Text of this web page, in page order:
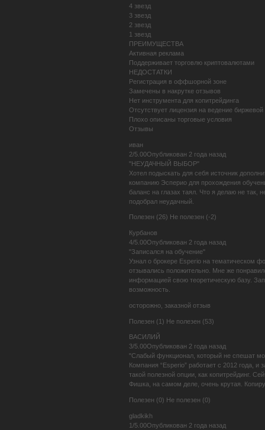
4 звезд
3 звезд
2 звезд
1 звезд
ПРЕИМУЩЕСТВА
Активная реклама
Поддерживает торговлю криптовалютами
НЕДОСТАТКИ
Регистрация в оффшорной зоне
Замечены в накрутке отзывов
Нет инструмента для копитрейдинга
Отсутствует лицензия на ведение биржевой
Плохо описаны торговые условия
Отзывы
иван
2/5.00Опубликован 2 года назад
"НЕУДАЧНЫЙ ВЫБОР"
Хотел подыскать для себя источник
компанию Эсперио для прохождения
баланс на глазах таял. Что я делаю не
подобрал неудачный.
Полезен (26) Не полезен (-2)
Курбанов
4/5.00Опубликован 2 года назад
"Записался на обучение"
Узнал о брокере Esperio на тематическом
отзывались положительно. Мне же
информацией свою теоретическую базу.
возможность.
осторожно, заказной отзыв
Полезен (1) Не полезен (53)
ВАСИЛИЙ
3/5.00Опубликован 2 года назад
"Слабый функционал, который не спешат
Компания “Esperio” работает с 2012 года,
такой полезной опции, как копитрейдинг.
Фишка, на самом деле, очень крутая.
Полезен (0) Не полезен (0)
gladkikh
1/5.00Опубликован 2 года назад